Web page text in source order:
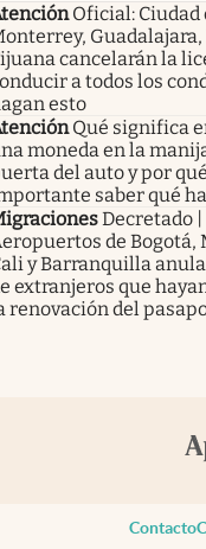
Oficial: Ciudad
Guadalajara,
cancelarán la
a todos los
esto
Qué significa
moneda en la
del auto y por
saber qué
Decretado |
de Bogotá,
y Barranquilla
extranjeros que
renovación del
Contacto